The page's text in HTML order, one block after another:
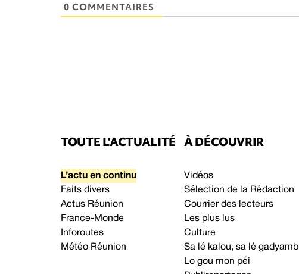
0 COMMENTAIRES
TOUTE L’ACTUALITÉ
L’actu en continu
Faits divers
Actus Réunion
France-Monde
Inforoutes
Météo Réunion
À DÉCOUVRIR
Vidéos
Sélection de la Rédaction
Courrier des lecteurs
Les plus lus
Culture
Sa lé kalou, sa lé gadyamb
Lo gou mon péi